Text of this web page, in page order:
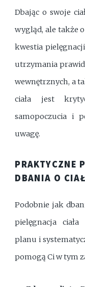
Dbając o swoje
wygląd, ale także
kwestia
utrzymania
wewnętrznych, a
ciała jest
samopoczucia i
uwagę.
PRAKTYCZNE
DBANIA O
Podobnie jak
pielęgnacja ciała
planu i
pomogą Ci w tym